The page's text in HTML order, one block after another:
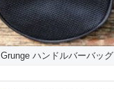
Grunge ハンドルバーバッグ